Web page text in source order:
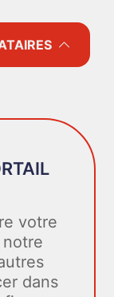
votre
dans